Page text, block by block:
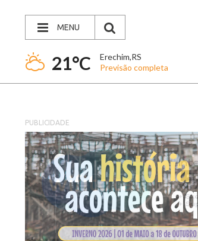
MENU
21°C
Erechim,RS
Previsão completa
PUBLICIDADE